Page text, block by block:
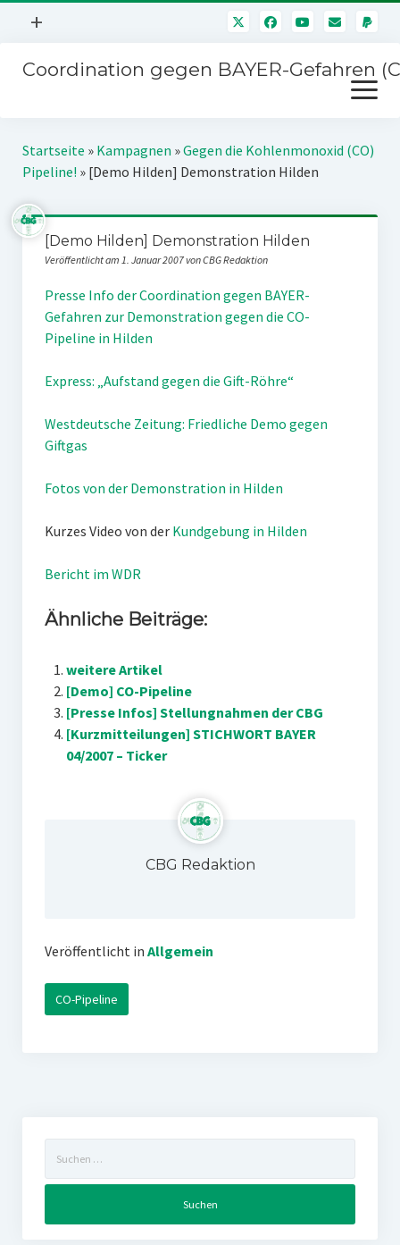
Menü
+
Mitmachen
Über uns
Kontakt
Impressum
Coordination gegen BAYER-Gefahren
Menü
öffnen
Kampagnen
BAYER-Hauptversammlungen
Stichwort BAYER
Jahrestagung
SPENDEN
Startseite » Kampagnen »Gegen die Kohlenmonoxid (CO)
Pipeline! » [Demo Hilden] Demonstration Hilden
[Demo Hilden] Demonstration Hilden
Veröffentlicht am 1. Januar 2007 von CBG Redaktion
Presse Info der Coordination gegen BAYER-
Gefahren zur Demonstration gegen die CO-
Pipeline in Hilden
Express: „Aufstand gegen die Gift-Röhre“
Westdeutsche Zeitung: Friedliche Demo gegen
Giftgas
Fotos von der Demonstration in Hilden
Kurzes Video von der Kundgebung in Hilden
Bericht im WDR
Ähnliche Beiträge:
weitere Artikel
[Demo] CO-Pipeline
[Presse Infos] Stellungnahmen der CBG
[Kurzmitteilungen] STICHWORT BAYER
04/2007 – Ticker
CBG Redaktion
Veröffentlicht in Allgemein
CO-Pipeline
nach: